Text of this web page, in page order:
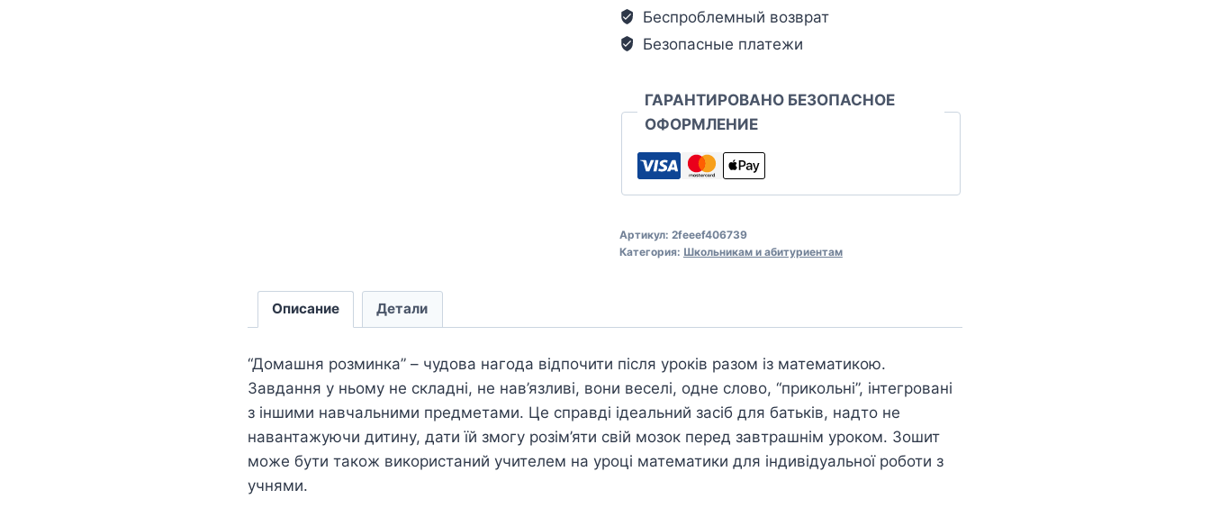
Беспроблемный возврат
Безопасные платежи
ГАРАНТИРОВАНО БЕЗОПАСНОЕ
ОФОРМЛЕНИЕ
Артикул: 2feeef406739
Категория: Школьникам и абитуриентам
Описание Детали
“Домашня розминка” – чудова нагода відпочити після уроків разом із математикою.
Завдання у ньому не складні, не нав’язливі, вони веселі, одне слово, “прикольні”, інтегровані
з іншими навчальними предметами. Це справді ідеальний засіб для батьків, надто не
навантажуючи дитину, дати їй змогу розім’яти свій мозок перед завтрашнім уроком. Зошит
може бути також використаний учителем на уроці математики для індивідуальної роботи з
учнями.